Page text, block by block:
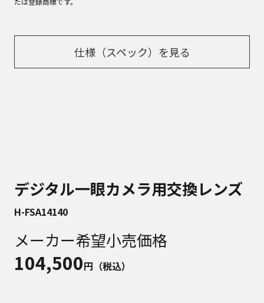
仕様（スペック）を見る
デジタル一眼カメラ用交換レンズ
H-FSA14140
メーカー希望小売価格
104,500円（税込）